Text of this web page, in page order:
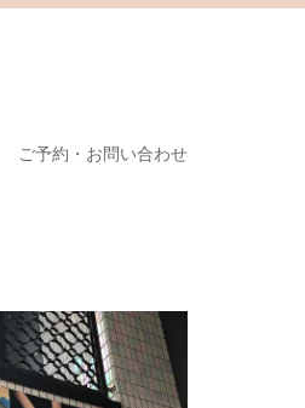
ご予約・お問い合わせ